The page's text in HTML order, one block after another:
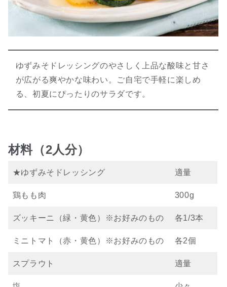
ゆずみそドレッシングのやさしく上品な酸味と甘さ
が広がる爽やかな味わい。ご自宅で手軽に楽しめ
る、初夏にぴったりのサラダです。
材料（2人分）
★ゆずみそドレッシング 適量
鶏もも肉 300g
ズッキーニ（緑・黄色）※お好みのもの 各1/3本
ミニトマト（赤・黄色）※お好みのもの 各2個
スプラウト 適量